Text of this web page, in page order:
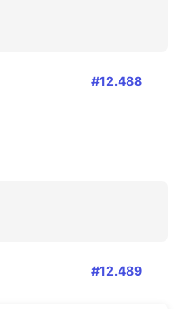
#12.488
#12.489